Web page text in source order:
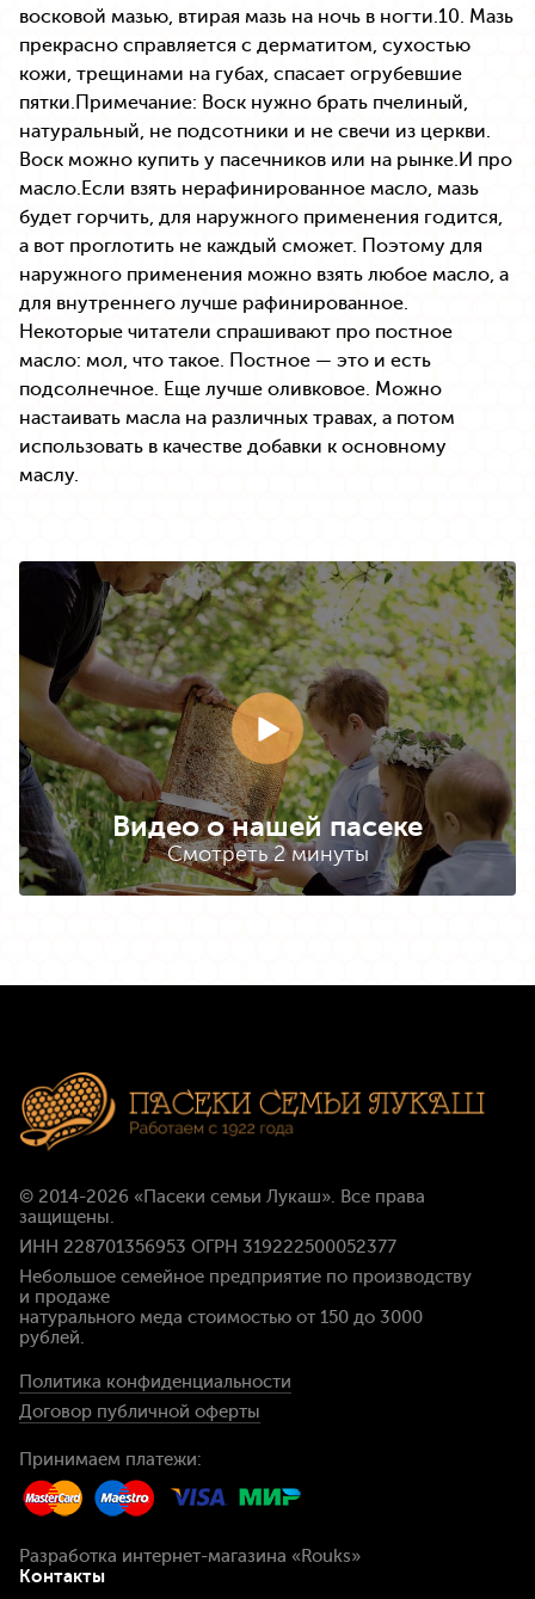
восковой мазью, втирая мазь на ночь в ногти.10. Мазь
прекрасно справляется с дерматитом, сухостью
кожи, трещинами на губах, спасает огрубевшие
пятки.Примечание: Воск нужно брать пчелиный,
натуральный, не подсотники и не свечи из церкви.
Воск можно купить у пасечников или на рынке.И про
масло.Если взять нерафинированное масло, мазь
будет горчить, для наружного применения годится,
а вот проглотить не каждый сможет. Поэтому для
наружного применения можно взять любое масло, а
для внутреннего лучше рафинированное.
Некоторые читатели спрашивают про постное
масло: мол, что такое. Постное — это и есть
подсолнечное. Еще лучше оливковое. Можно
настаивать масла на различных травах, а потом
использовать в качестве добавки к основному
маслу.
Видео о нашей пасеке
Смотреть 2 минуты
© 2014-2026 «Пасеки семьи Лукаш». Все права
защищены.
ИНН 228701356953 ОГРН 319222500052377
Небольшое семейное предприятие по производству
и продаже
натурального меда стоимостью от 150 до 3000
рублей.
Политика конфиденциальности
Договор публичной оферты
Принимаем платежи:
Разработка интернет-магазина «Rouks»
Контакты